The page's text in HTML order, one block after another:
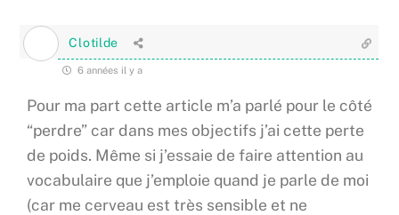
Clotilde
6 années il y a
Pour ma part cette article m’a parlé pour le côté
“perdre” car dans mes objectifs j’ai cette perte
de poids. Même si j’essaie de faire attention au
vocabulaire que j’emploie quand je parle de moi
(car me cerveau est très sensible et ne